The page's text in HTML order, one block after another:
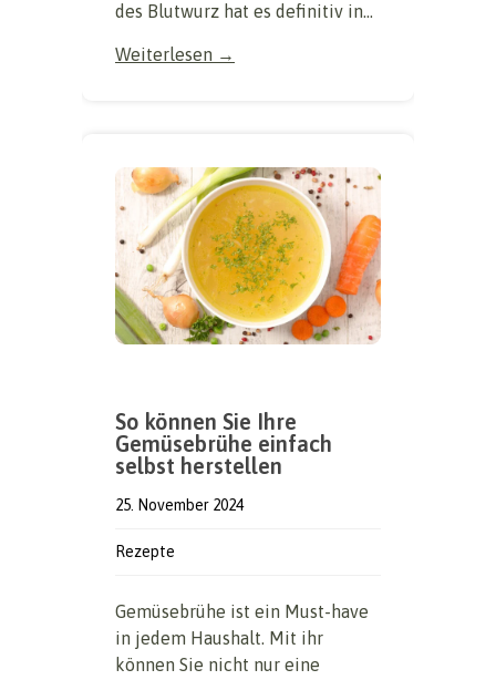
des Blutwurz hat es definitiv in...
Weiterlesen →
So können Sie Ihre
Gemüsebrühe einfach
selbst herstellen
25. November 2024
Rezepte
Gemüsebrühe ist ein Must-have
in jedem Haushalt. Mit ihr
können Sie nicht nur eine